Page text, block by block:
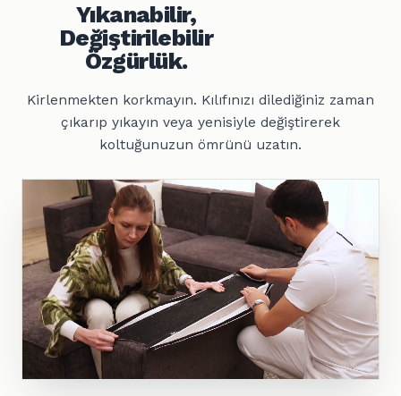
Yıkanabilir,
Değiştirilebilir
Özgürlük.
Kirlenmekten korkmayın. Kılıfınızı dilediğiniz zaman
çıkarıp yıkayın veya yenisiyle değiştirerek
koltuğunuzun ömrünü uzatın.